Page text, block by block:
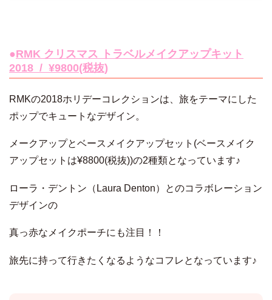
●RMK クリスマス トラベルメイクアップキット
2018 / ¥9800(税抜)
RMKの2018ホリデーコレクションは、旅をテーマにした
ポップでキュートなデザイン。
メークアップとベースメイクアップセット(ベースメイク
アップセットは¥8800(税抜))の2種類となっています♪
ローラ・デントン（Laura Denton）とのコラボレーション
デザインの
真っ赤なメイクポーチにも注目！！
旅先に持って行きたくなるようなコフレとなっています♪